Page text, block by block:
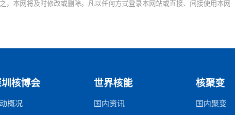
本网将及时修改或删除。凡以任何方式登录本网站或直接、间接使用本网
核博会
概况
世界核能
国内资讯
核聚变
国内聚变